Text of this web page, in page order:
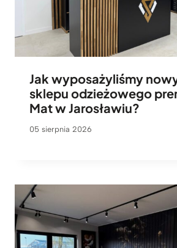
Jak wyposażyliśmy
sklepu odzieżowego
Mat w Jarosławiu?
05 sierpnia 2026